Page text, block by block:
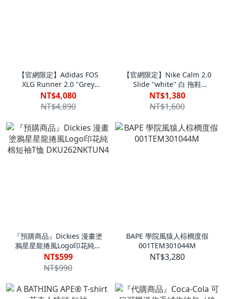
【官網限定】Adidas FOS
XLG Runner 2.0 "Grey
NT$4,080
NT$4,890
【官網限定】Nike Calm 2.0
Slide ''white'' 白 拖鞋
IB0183-101 VII
NT$1,380
NT$1,600
『預購商品』Dickies 漫畫塗
鴉星星龍捲風Logo印花純棉
短袖T恤 DKU262NKTUN4
NT$599
NT$990
BAPE 學院風猿人棕櫚度假
001TEM301044M
NT$3,280